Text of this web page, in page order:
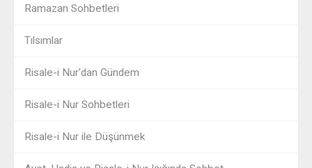
Ramazan Sohbetleri
Tılsımlar
Risale-i Nur'dan Gündem
Risale-i Nur Sohbetleri
Risale-i Nur ile Düşünmek